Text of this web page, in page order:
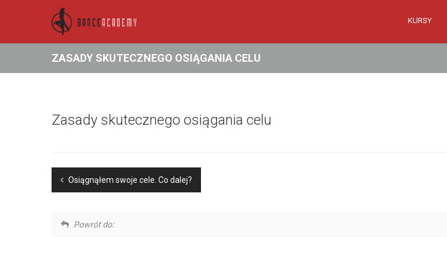
KURSY
ZASADY SKUTECZNEGO OSIĄGANIA CELU
Zasady skutecznego osiągania celu
Osiągnąłem swoje cele. Co dalej?
Powrót do: